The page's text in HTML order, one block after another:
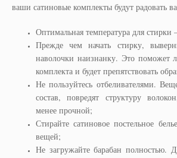
ваши сатиновые комплекты будут радовать
Оптимальная температура для стирки
Прежде чем начать стирку,
наволочки наизнанку. Это поможет
комплекта и будет препятствовать
Не пользуйтесь отбеливателями.
состав, повредят структуру
менее прочной;
Стирайте сатиновое постельное
вещей;
Не загружайте барабан полностью.